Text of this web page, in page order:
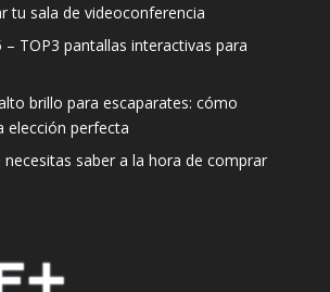
tu sala de videoconferencia
– TOP3 pantallas interactivas para
brillo para escaparates: cómo
elección perfecta
necesitas saber a la hora de comprar